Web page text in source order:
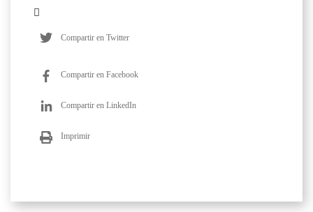
Compartir en Twitter
Compartir en Facebook
Compartir en LinkedIn
Imprimir